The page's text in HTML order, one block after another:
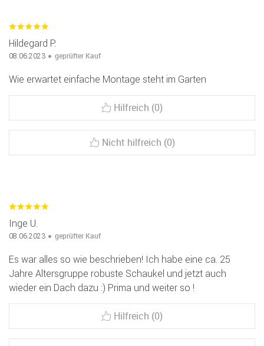
Hildegard P.
08.06.2023 geprüfter Kauf
Wie erwartet einfache Montage steht im Garten
Hilfreich (0)
Nicht hilfreich (0)
Inge U.
08.06.2023 geprüfter Kauf
Es war alles so wie beschrieben! Ich habe eine ca. 25
Jahre Altersgruppe robuste Schaukel und jetzt auch
wieder ein Dach dazu :) Prima und weiter so !
Hilfreich (0)